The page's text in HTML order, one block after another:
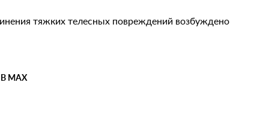
тяжких телесных повреждений возбуждено
MAX